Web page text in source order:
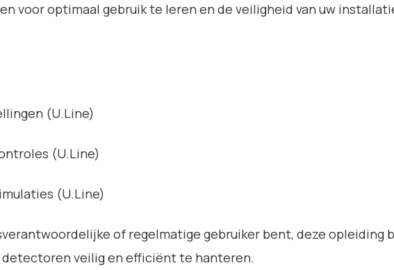
voor optimaal gebruik te leren en de veiligheid van uw
(U.Line)
(U.Line)
(U.Line)
of regelmatige gebruiker bent, deze opleiding
detectoren veilig en efficiënt te hanteren.